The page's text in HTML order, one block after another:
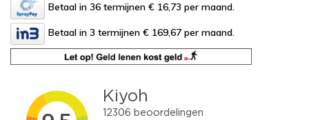
Betaal in 36 termijnen € 16,73 per maand.
Betaal in 3 termijnen € 169,67 per maand.